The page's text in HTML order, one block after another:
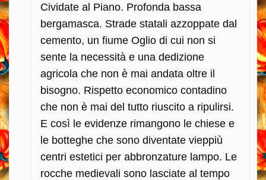
Cividate al Piano. Profonda bassa
bergamasca. Strade statali azzoppate dal
cemento, un fiume Oglio di cui non si
sente la necessità e una dedizione
agricola che non è mai andata oltre il
bisogno. Rispetto economico contadino
che non è mai del tutto riuscito a ripulirsi.
E così le evidenze rimangono le chiese e
le botteghe che sono diventate vieppiù
centri estetici per abbronzature lampo. Le
rocche medievali sono lasciate al tempo